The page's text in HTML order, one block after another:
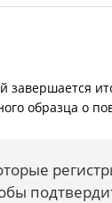
образца о